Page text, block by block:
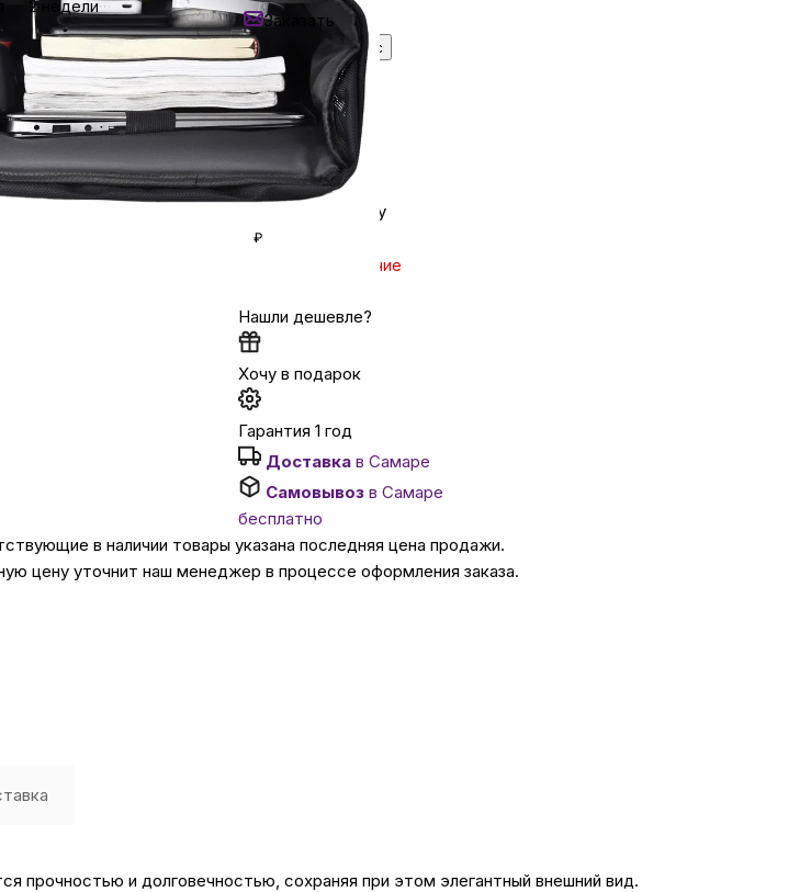
Бытовая техника
Красота и здоровье
Сумки и чемоданы
LEGO
Для домашних питомцев
Умный дом и безопасность
Автомобильные аксессуары
2 недели
Заказать
Кредит от 335 ₽/мес
Задайте вопрос
в мессенджер
Кешбэк за покупку
₽
Уточняйте наличие
Нашли дешевле?
Хочу в подарок
Гарантия 1 год
Доставка в Самаре
Самовывоз в Самаре
бесплатно
в наличии товары указана последняя цена продажи.
цену уточнит наш менеджер в процессе оформления заказа.
прочностью и долговечностью, сохраняя при этом элегантный внешний вид.